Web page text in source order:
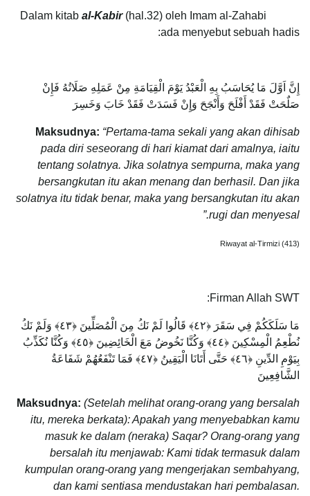
al-Kabir (hal.32) oleh Imam al-Zahabi
ada menyebut sebuah hadis:
إِنَّ اَوَّلَ مَا يُحَاسَبُ بِهِ الْعَبْدُ يَوْمَ الْقِيَامَةِ مِنْ عَمَلِهِ صَلَاتُهُ فَإِنْ
صَلٌحَتْ فَقَدْ أَفْلَحَ وَأَنْجَحَ وَإِنْ فَسَدَتْ فَقَدْ خَابَ وَخَسِرَ
Maksudnya: “Pertama-tama sekali yang akan dihisab
pada diri seseorang di hari kiamat dari amalnya, iaitu
tentang solatnya. Jika solatnya sempurna, maka yang
bersangkutan itu akan menang dan berhasil. Dan jika
solatnya itu tidak benar, maka yang bersangkutan itu akan
rugi dan menyesal.”
Riwayat al-Tirmizi (413)
Firman Allah SWT:
مَا سَلَكَكُمْ فِي سَقَرَ ﴿٤٢﴾ قَالُوا لَمْ نَكُ مِنَ الْمُصَلِّينَ ﴿٤٣﴾ وَلَمْ نَكُ
نُطْعِمُ الْمِسْكِينَ ﴿٤٤﴾ وَكُنَّا نَخُوضُ مَعَ الْخَائِضِينَ ﴿٤٥﴾ وَكُنَّا نُكَذِّبُ
بِيَوْمِ الدِّينِ ﴿٤٦﴾ حَتَّى أَتَانَا الْيَقِينُ ﴿٤٧﴾ فَمَا تَنْفَعُهُمْ شَفَاعَةُ
الشَّافِعِينَ
Maksudnya: (Setelah melihat orang-orang yang bersalah
itu, mereka berkata): Apakah yang menyebabkan kamu
masuk ke dalam (neraka) Saqar? Orang-orang yang
bersalah itu menjawab: Kami tidak termasuk dalam
kumpulan orang-orang yang mengerjakan sembahyang,
dan kami sentiasa mendustakan hari pembalasan.